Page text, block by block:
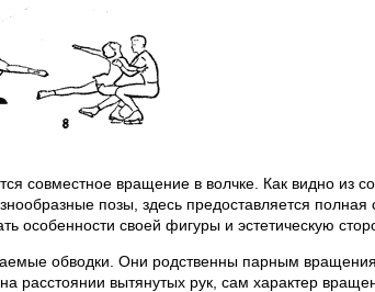
совместное вращение в волчке. Как видно из
позы, здесь предоставляется полная
своей фигуры и эстетическую
обводки. Они родственны парным
расстоянии вытянутых рук, сам характер